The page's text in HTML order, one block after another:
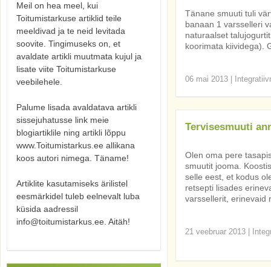
Tänane smuuti tuli
banaan 1 varsselleri
naturaalset
koorimata kiividega).
06 mai 2013
Tervisesmuuti
Olen oma pere
smuutit jooma.
selle eest, et kodus
retsepti lisades
varssellerit, erinevaid
21 veebruar 2013
Meil on hea meel, kui
Toitumistarkuse artiklid teile
meeldivad ja te neid levitada
soovite. Tingimuseks on, et
avaldate artikli muutmata kujul ja
lisate viite Toitumistarkuse
veebilehele.
Palume lisada avaldatava artikli
sissejuhatusse link meie
blogiartiklile ning artikli lõppu
www.Toitumistarkus.ee allikana
koos autori nimega. Täname!
Artiklite kasutamiseks ärilistel
eesmärkidel tuleb eelnevalt luba
küsida aadressil
info@toitumistarkus.ee. Aitäh!